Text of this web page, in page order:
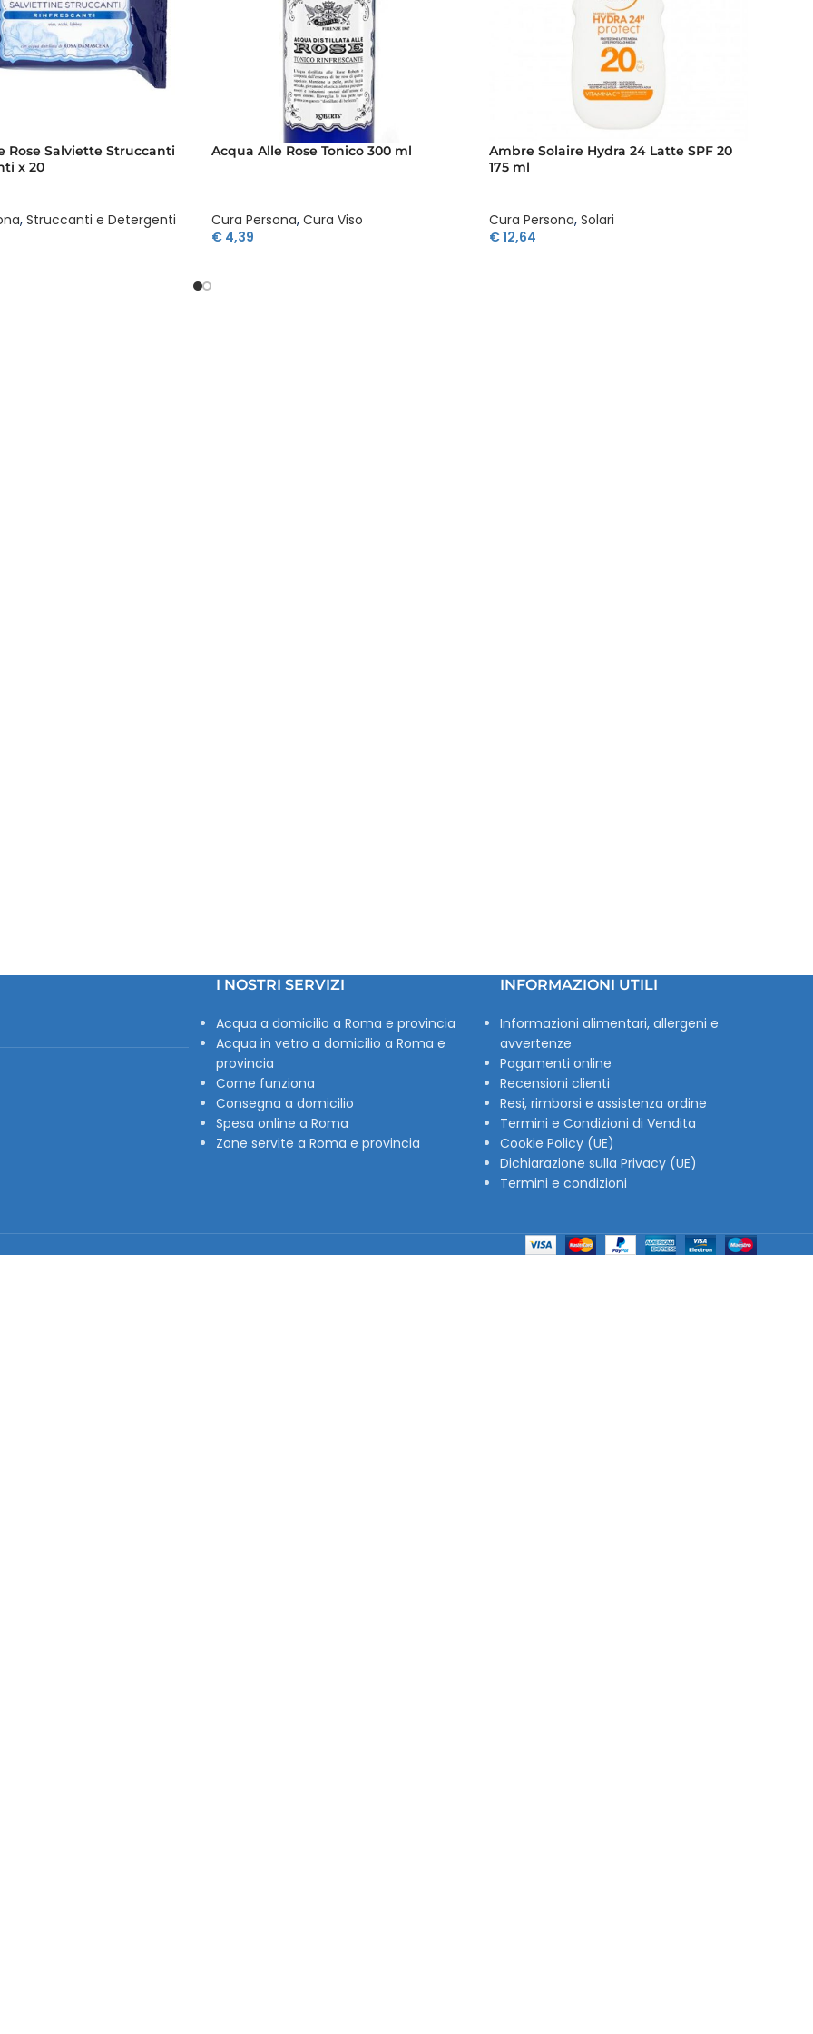
Rose Salviette Struccanti
x 20
, Struccanti e Detergenti
Acqua Alle Rose Tonico 300 ml
Cura Persona, Cura Viso
€ 4,39
Ambre Solaire Hydra 24 Latte SPF 20
175 ml
Cura Persona, Solari
€12,64
I NOSTRI SERVIZI
Acqua a domicilio a Roma e provincia
Acqua in vetro a domicilio a Roma e
provincia
Come funziona
Consegna a domicilio
Spesa online a Roma
Zone servite a Roma e provincia
INFORMAZIONI UTILI
Informazioni alimentari, allergeni e
avvertenze
Pagamenti online
Recensioni clienti
Resi, rimborsi e assistenza ordine
Termini e Condizioni di Vendita
Cookie Policy (UE)
Dichiarazione sulla Privacy (UE)
Termini e condizioni